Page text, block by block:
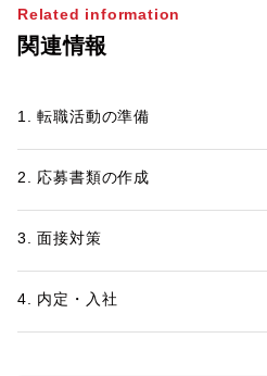
Related information
関連情報
1. 転職活動の準備
2. 応募書類の作成
3. 面接対策
4. 内定・入社